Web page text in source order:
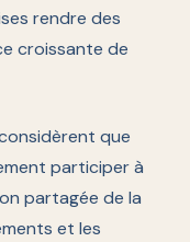
rendre des
croissante de
que
participer à
partagée de la
et les